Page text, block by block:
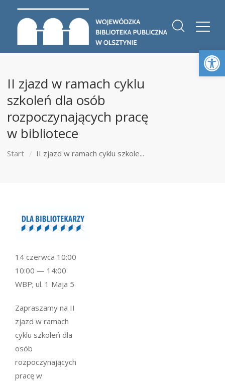
II zjazd w ramach cyklu
szkoleń dla osób
rozpoczynających pracę
w bibliotece
Start II zjazd w ramach cyklu szkole...
Zapraszamy na II
zjazd w ramach
cyklu szkoleń dla
osób
rozpoczynających
pracę w
14 czerwca 10:00
10:00 — 14:00
WBP; ul. 1 Maja 5